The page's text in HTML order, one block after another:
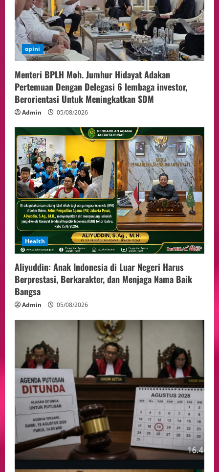
04/08/2026
5
Event
MA Tegaskan Sinergi dengan KY Harus
Jaga Integritas Peradilan Tanpa Ganggu
Independensi Hakim
04/08/2026
opini
Menteri BPLH Moh. Jumhur Hidayat Adakan
Pertemuan Dengan Delegasi 6 lembaga investor,
Berorientasi Untuk Meningkatkan SDM
Admin 05/08/2026
Health
Aliyuddin: Anak Indonesia di Luar Negeri Harus
Berprestasi, Berkarakter, dan Menjaga Nama Baik
Bangsa
Admin 05/08/2026